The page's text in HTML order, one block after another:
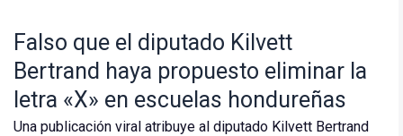
Falso que el diputado Kilvett
Bertrand haya propuesto eliminar la
letra «X» en escuelas hondureñas
Una publicación viral atribuye al diputado Kilvett Bertrand